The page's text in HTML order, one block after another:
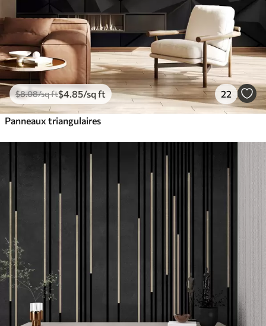
$8.08/sq ft$4 .85/sq ft 22
Panneaux triangulaires